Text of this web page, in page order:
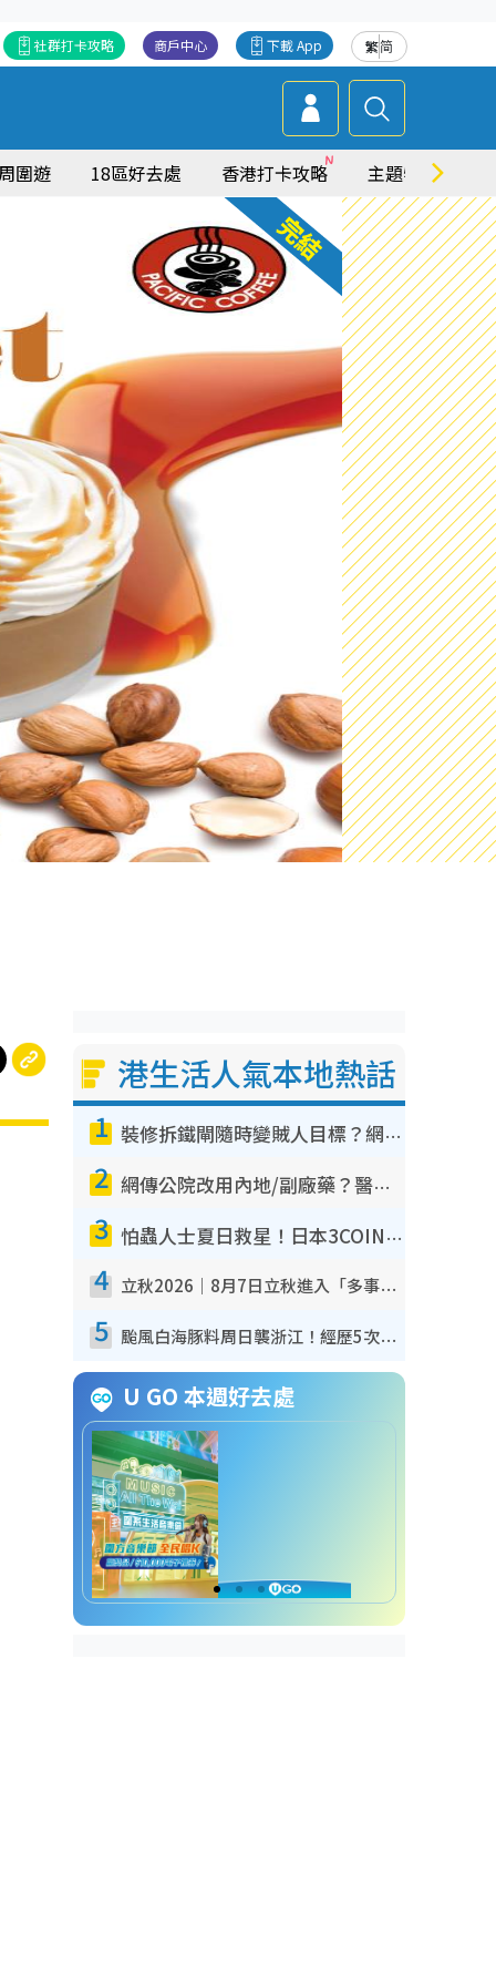
繁简
下載 App
商戶中心
社群打卡攻略
圍遊 18區好去處 香港打卡攻略 主題特集
港生活人氣本地熱話
1 裝修拆鐵閘隨時變賊人目標？網民揭2大關鍵用途：裝新式等於白裝？附新舊鐵閘分別
2 網傳公院改用內地/副廠藥？醫生拆解正副廠分別 揭4類人換藥隨時出事
3 怕蟲人士夏日救星！日本3COINS爆紅驅蟲神器$45起 1招「全程免觸碰」輕鬆搞定小強
4 立秋2026｜8月7日立秋進入「多事之秋」 3件事唔做得！專家教6招開運 清枱頭／銀包納氣接好運
5 颱風白海豚料周日襲浙江！經歷5次「眼牆置換」極罕見 成登陸內地最長途颱風
U GO 本週好去處